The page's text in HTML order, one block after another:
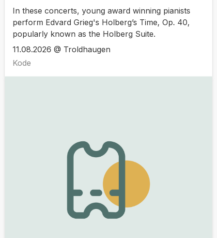
In these concerts, young award winning pianists
perform Edvard Grieg's Holberg’s Time, Op. 40,
popularly known as the Holberg Suite.
11.08.2026 @ Troldhaugen
Kode